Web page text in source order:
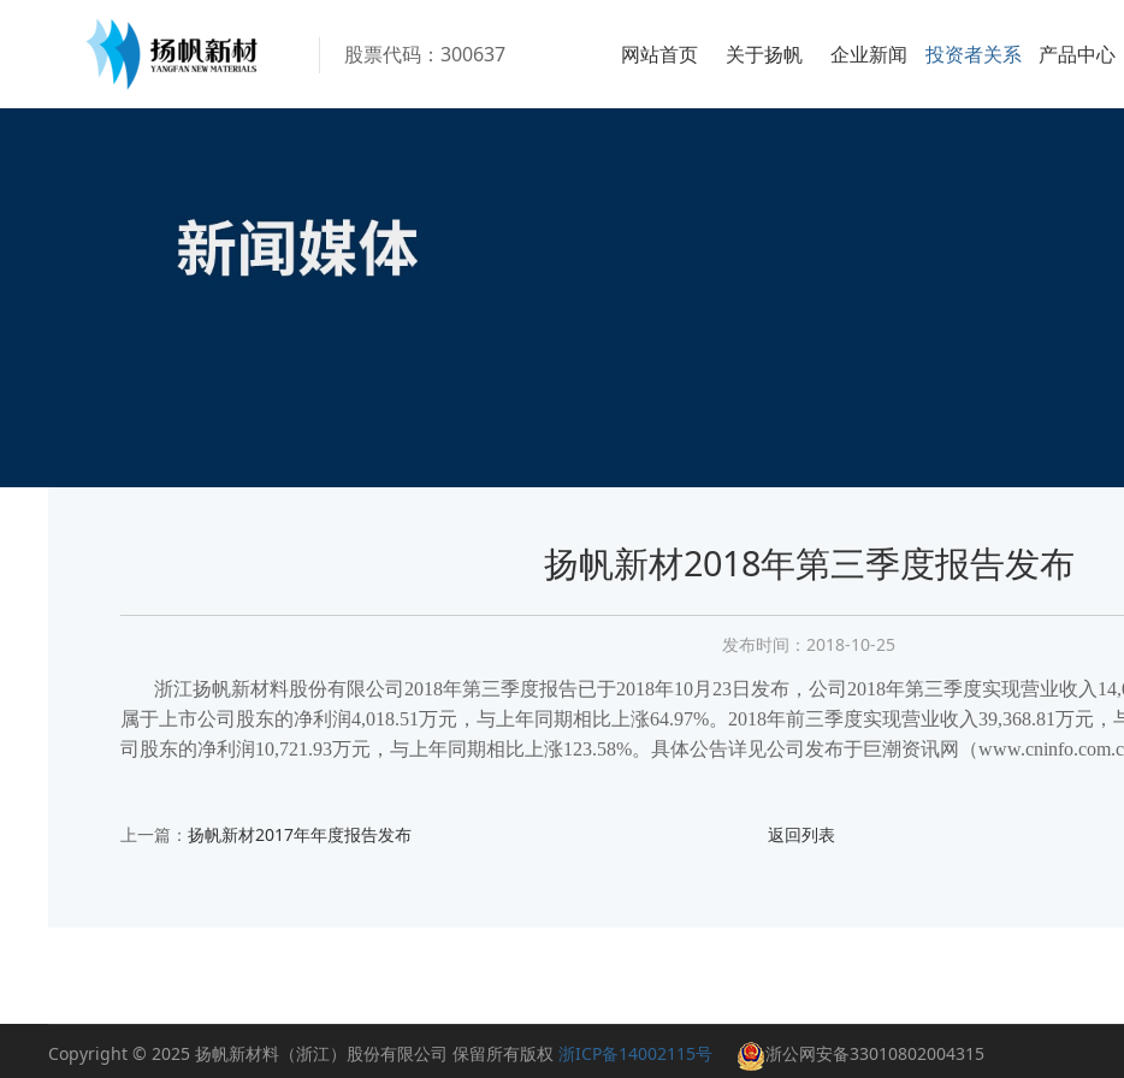
股票代码：300637 网站首页 关于扬帆 企业新闻 投资者关系 产品中心
扬帆新材2018年第三季度报告发布
发布时间：2018-10-25
浙江扬帆新材料股份有限公司2018年第三季度报告已于2018年10月23日发布，公司2018年第三季度实现营业收入
属于上市公司股东的净利润4,018.51万元，与上年同期相比上涨64.97%。2018年前三季度实现营业收入39,368.81万元
司股东的净利润10,721.93万元，与上年同期相比上涨123.58%。具体公告详见公司发布于巨潮资讯网（
上一篇： 扬帆新材2017年年度报告发布 返回列表
Copyright © 2025 扬帆新材料（浙江）股份有限公司 保留所有版权浙ICP备14002115号 浙公网安备33010802004315